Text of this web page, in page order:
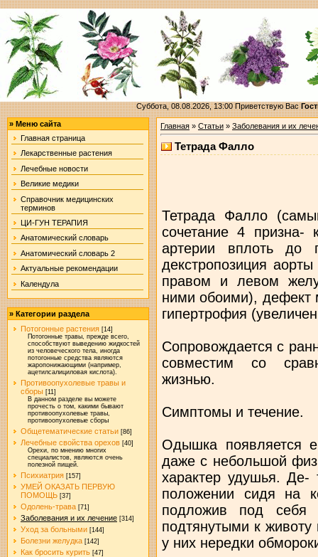
Суббота, 08.08.2026, 13:00Приветствую Вас
» Меню сайта
Главная страница
Лекарственные растения
Лечебные новости
Великие медики
Справочник медицинских
терминов
ЦИ-ГУН ТЕРАПИЯ
Анатомический словарь
Анатомический словарь 2
Актуальные рекомендации
Календула
» Категории раздела
Потогонные растения [14]
Потогонные травы, прежде всего,
способствуют выведению жидкостей
из человеческого тела, иногда
потогонные средства являются
жаропонижающими (например,
ацетилсалициловая кислота).
Противоопухолевые травы и
сборы [11]
В данном разделе вы можете
прочесть о том, какими бывают
противоопухолевые травы,
противоопухолевые сборы
Общетематические статьи [86]
Лечебные свойства орехов [40]
Орехи, по мнению многих
специалистов, являются очень
полезной пищей.
Психиатрия [157]
УМЕЙ ОКАЗАТЬ ПЕРВУЮ
ПОМОЩЬ [37]
Одолень-трава [71]
Заболевания и их лечение [314]
Уход за больными [144]
Болезни желудка [142]
Как бросить курить [47]
Главная» Статьи» Заболевания и их
Тетрада Фалло
Тетрада Фалло
сочетание 4 призна-
артерии вплоть до
декстропозиция
правом и левом
ними обоими), дефект
гипертрофия
Сопровождается с
совместим со
жизнью.
Симптомы и течение.
Одышка появляется
даже с небольшой
характер удушья. Де-
положении сидя на
подложив под себя
подтянутыми к
у них нередки